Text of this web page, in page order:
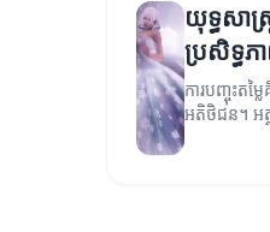
យុទ្ធសាស្
ប្រសិទ្ធភ
ការបញ្ចុះតម្
អតិថិជន។ អត្